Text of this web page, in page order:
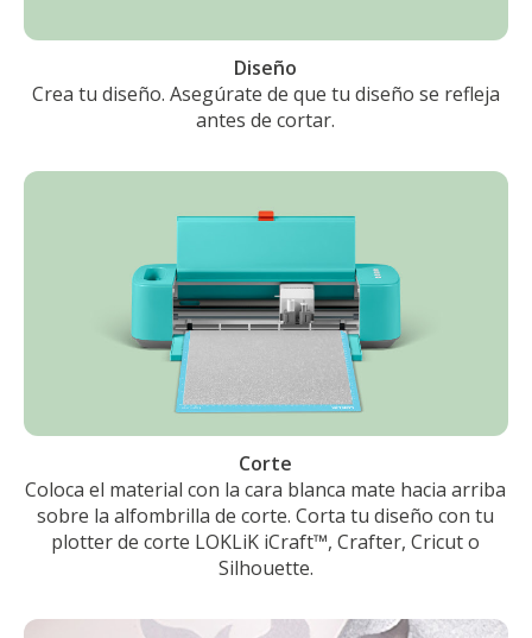
Diseño
Crea tu diseño. Asegúrate de que tu diseño se refleja
antes de cortar.
Corte
Coloca el material con la cara blanca mate hacia arriba
sobre la alfombrilla de corte. Corta tu diseño con tu
plotter de corte LOKLiK iCraft™, Crafter, Cricut o
Silhouette.